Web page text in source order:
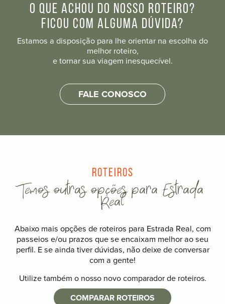
O que achou do nosso roteiro?
Ficou com alguma dúvida?
Estamos a disposição para lhe orientar na escolha do
melhor roteiro,
e tornar sua viagem inesquecível.
FALE CONOSCO
Roteiros
Temos outras opções para Estrada
Real
Abaixo mais opções de roteiros para Estrada Real, com
passeios e/ou prazos que se encaixam melhor ao seu
perfil. E se ainda tiver dúvidas, não deixe de conversar
com a gente!
Utilize também o nosso novo comparador de roteiros.
COMPARAR ROTEIROS